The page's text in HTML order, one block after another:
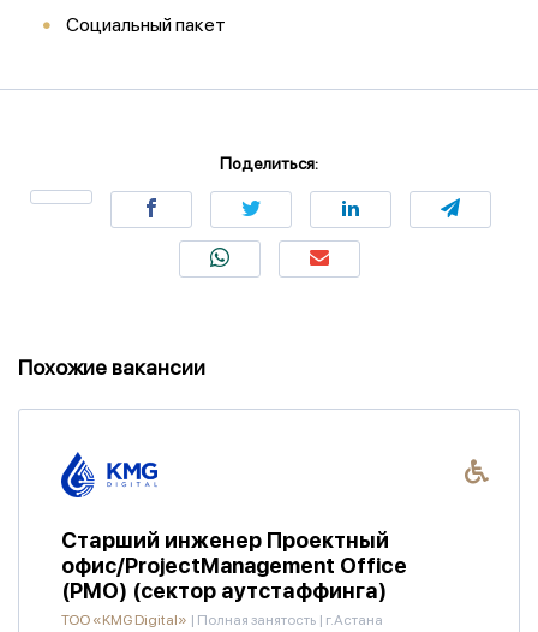
Социальный пакет
Поделиться:
Похожие вакансии
Старший инженер Проектный
офис/ProjectManagement Office
(PMO) (сектор аутстаффинга)
ТОО «KMG Digital» | Полная занятость | г.Астана